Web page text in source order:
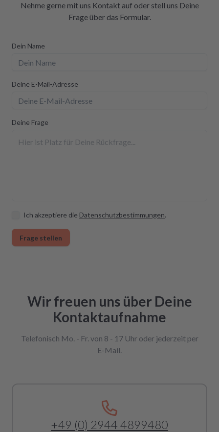
Nehme gerne mit uns Kontakt auf oder stell uns Deine
Frage über das Formular.
Dein Name
Deine E-Mail-Adresse
Deine Frage
Ich akzeptiere die Datenschutzbestimmungen.
Frage stellen
Wir freuen uns über Deine
Kontaktaufnahme
Telefonisch Mo. - Fr. von 8 - 17 Uhr oder jederzeit per
E-Mail.
+49 (0) 2944 4899480